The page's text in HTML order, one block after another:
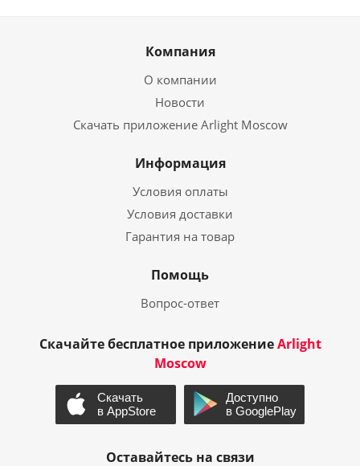
Компания
О компании
Новости
Скачать приложение Arlight Moscow
Информация
Условия оплаты
Условия доставки
Гарантия на товар
Помощь
Вопрос-ответ
Скачайте бесплатное приложениеArlight
Moscow
Оставайтесь на связи